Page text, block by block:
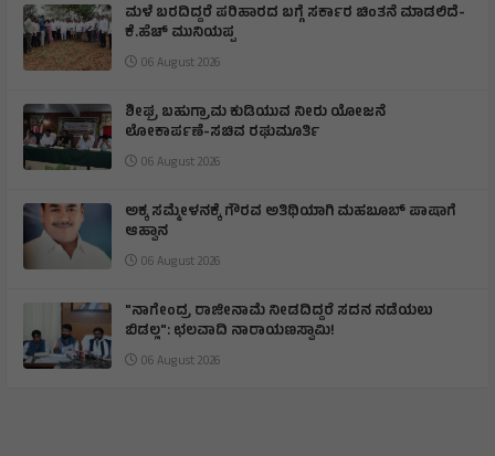
ಮಳೆ ಬರದಿದ್ದರೆ ಪರಿಹಾರದ ಬಗ್ಗೆ ಸರ್ಕಾರ ಚಿಂತನೆ ಮಾಡಲಿದೆ-
ಕೆ.ಹೆಚ್ ಮುನಿಯಪ್ಪ
06 August 2026
ಶೀಘ್ರ ಬಹುಗ್ರಾಮ ಕುಡಿಯುವ ನೀರು ಯೋಜನೆ
ಲೋಕಾರ್ಪಣೆ-ಸಚಿವ ರಘುಮೂರ್ತಿ
06 August 2026
ಅಕ್ಕ ಸಮ್ಮೇಳನಕ್ಕೆ ಗೌರವ ಅತಿಥಿಯಾಗಿ ಮಹಬೂಬ್ ಪಾಷಾಗೆ
ಆಹ್ವಾನ
06 August 2026
"ನಾಗೇಂದ್ರ ರಾಜೀನಾಮೆ ನೀಡದಿದ್ದರೆ ಸದನ ನಡೆಯಲು
ಬಿಡಲ್ಲ": ಛಲವಾದಿ ನಾರಾಯಣಸ್ವಾಮಿ!
06 August 2026